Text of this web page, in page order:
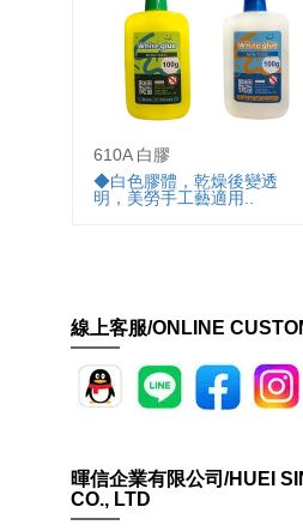
610A 白膠
◆白色膠體，乾燥後變透
明，美勞手工藝適用..
線上客服/ONLINE
暉信企業有限公司/HUEI
CO., LTD